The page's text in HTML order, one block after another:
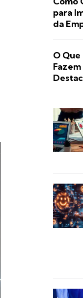
para
da
O